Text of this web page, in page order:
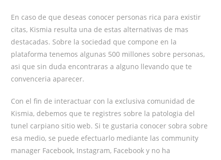
En caso de que deseas conocer personas rica para existir
citas, Kismia resulta una de estas alternativas de mas
destacadas. Sobre la sociedad que compone en la
plataforma tenemos algunas 500 millones sobre personas,
asi que sin duda encontraras a alguno llevando que te
convenceria aparecer.
Con el fin de interactuar con la exclusiva comunidad de
Kismia, debemos que te registres sobre la patologi­a del
tunel carpiano sitio web. Si te gustaria conocer sobra sobre
esa medio, se puede efectuarlo mediante las community
manager Facebook, Instagram, Facebook y no ha